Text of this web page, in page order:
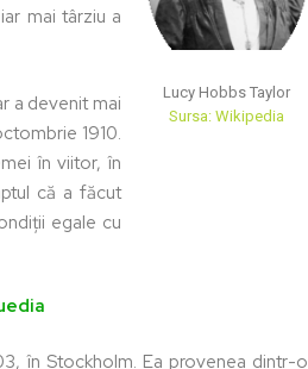
mai târziu a
a devenit mai
1910.
în viitor, în
că a făcut
egale cu
Lucy Hobbs Taylor
Sursa: Wikipedia
în Stockholm. Ea provenea dintr-o